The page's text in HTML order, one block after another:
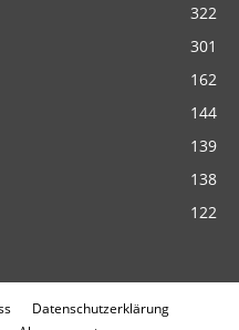
322
301
162
144
139
138
122
Datenschutzerklärung